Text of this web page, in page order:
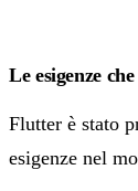
Le esigenze
Flutter è stato
esigenze nel